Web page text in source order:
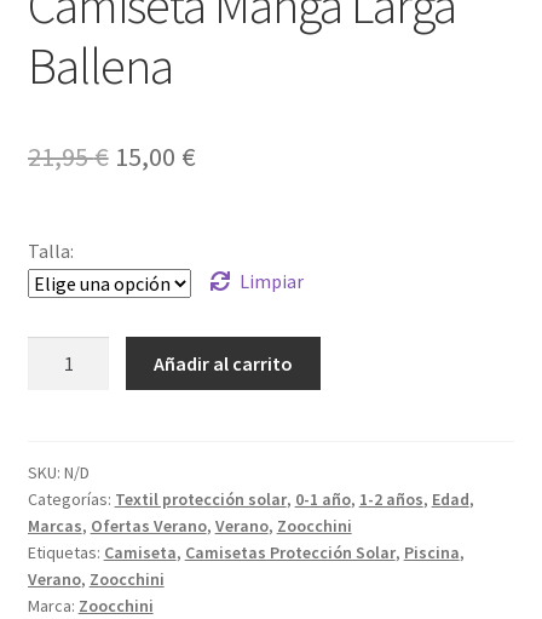
Ballena
21,95€ El
era:
21,95 €.
15,00 €El
es:
15,00 €.
Talla:
Limpiar
cantidad
Añadir al carrito
SKU: N/D
Categorías: Textil protección solar, 0-1 año, 1-2 años, Edad,
Marcas, Ofertas Verano, Verano, Zoocchini
Etiquetas: Camiseta, Camisetas Protección Solar, Piscina,
Verano, Zoocchini
Marca: Zoocchini